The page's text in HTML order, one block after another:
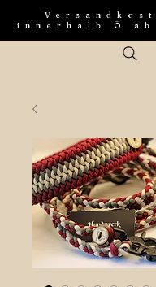
innerhalb Ö ab